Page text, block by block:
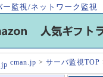
cman.jp > サーバ監視TOP